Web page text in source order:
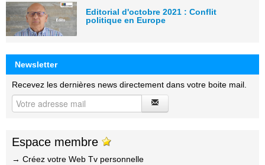
Editorial d'octobre 2021 : Conflit
politique en Europe
Newsletter
Recevez les dernières news directement dans votre boite mail.
Espace membre
→ Créez votre Web Tv personnelle